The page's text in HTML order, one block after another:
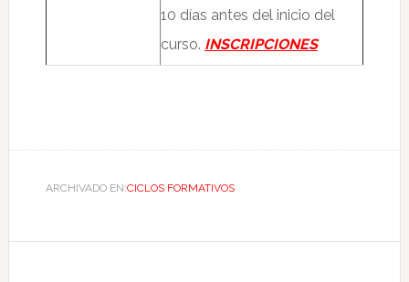
10 días antes del inicio del
curso. INSCRIPCIONES
ARCHIVADO EN:CICLOS FORMATIVOS